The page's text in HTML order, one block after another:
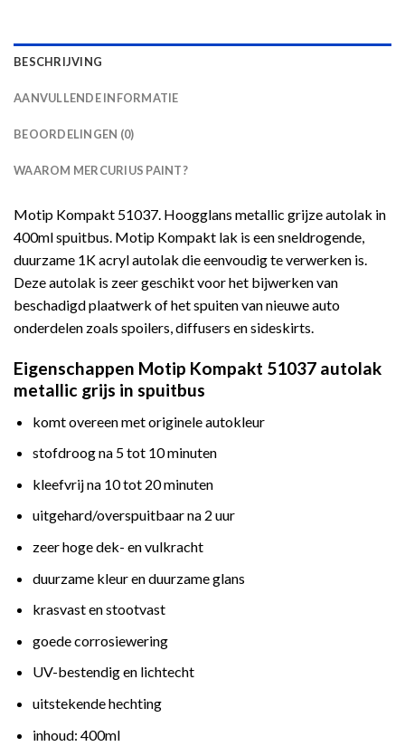
BESCHRIJVING
AANVULLENDE INFORMATIE
BEOORDELINGEN (0)
WAAROM MERCURIUS PAINT?
Motip Kompakt 51037. Hoogglans metallic grijze autolak in
400ml spuitbus. Motip Kompakt lak is een sneldrogende,
duurzame 1K acryl autolak die eenvoudig te verwerken is.
Deze autolak is zeer geschikt voor het bijwerken van
beschadigd plaatwerk of het spuiten van nieuwe auto
onderdelen zoals spoilers, diffusers en sideskirts.
Eigenschappen Motip Kompakt 51037 autolak
metallic grijs in spuitbus
komt overeen met originele autokleur
stofdroog na 5 tot 10 minuten
kleefvrij na 10 tot 20 minuten
uitgehard/overspuitbaar na 2 uur
zeer hoge dek- en vulkracht
duurzame kleur en duurzame glans
krasvast en stootvast
goede corrosiewering
UV-bestendig en lichtecht
uitstekende hechting
inhoud: 400ml